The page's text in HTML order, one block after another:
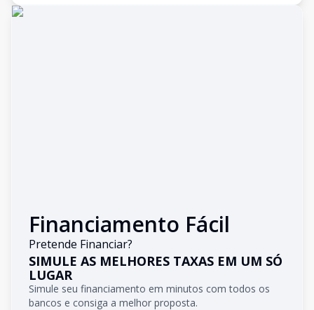
Financiamento Fácil
Pretende Financiar?
SIMULE AS MELHORES TAXAS EM UM SÓ
LUGAR
Simule seu financiamento em minutos com todos os
bancos e consiga a melhor proposta.